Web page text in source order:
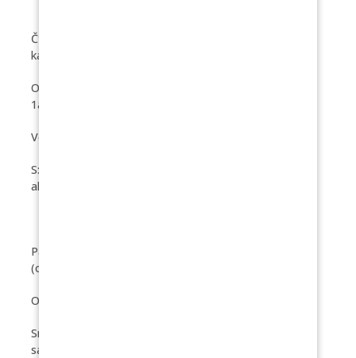
Čtvrtek P: Podmáslová kaiserka, máslo, plátkový sýr,
kakao (obsahuje alergeny 1,7)
O: Polévka kmínová s krutony (obsahuje alergeny:
1a,3,9)
Vepřové rizoto, kompot, nápoj (obsahuje alergeny: 7)
S: Moravský bochánek, máslo, ovoce, nápoj (obsahuje
alergeny 1,7)
Pátek P: Chléb, máslo, dušená šunka, ovoce, melta
(obsahuje alergeny 1,7)
O: Polévka italská rybí (obsahuje alergeny: 4,9)
Smažený květák, nové brambory s máslem, okurkový
salát, nápoj (obsahuje